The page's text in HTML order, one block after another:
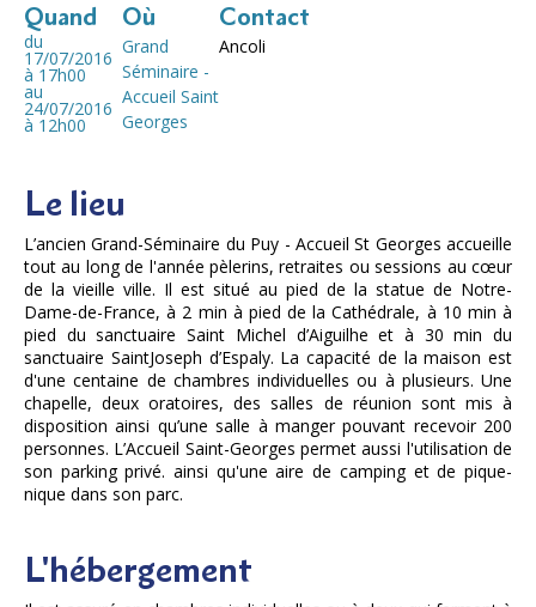
Quand
du
17/07/2016
à 17h00
au
24/07/2016
à 12h00
Où
Grand
Séminaire -
Accueil Saint
Georges
Contact
Ancoli
Le lieu
L’ancien Grand-Séminaire du Puy - Accueil St Georges accueille
tout au long de l'année pèlerins, retraites ou sessions au cœur
de la vieille ville. Il est situé au pied de la statue de Notre-
Dame-de-France, à 2 min à pied de la Cathédrale, à 10 min à
pied du sanctuaire Saint Michel d’Aiguilhe et à 30 min du
sanctuaire SaintJoseph d’Espaly. La capacité de la maison est
d'une centaine de chambres individuelles ou à plusieurs. Une
chapelle, deux oratoires, des salles de réunion sont mis à
disposition ainsi qu’une salle à manger pouvant recevoir 200
personnes. L’Accueil Saint-Georges permet aussi l'utilisation de
son parking privé. ainsi qu'une aire de camping et de pique-
nique dans son parc.
L'hébergement